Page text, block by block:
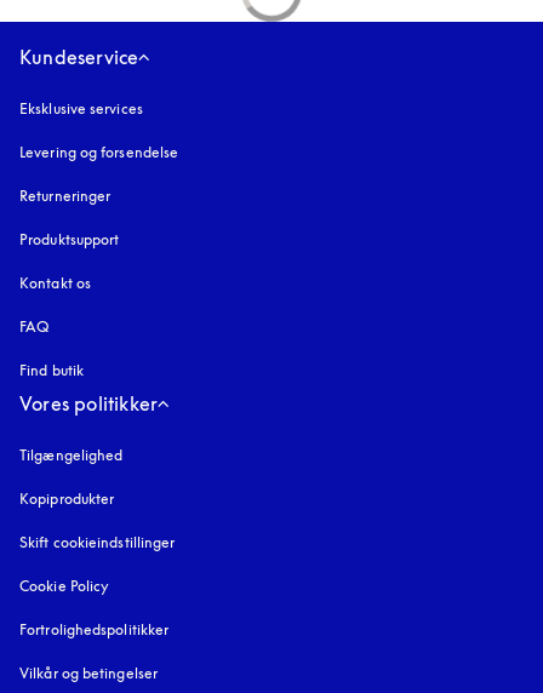
Kundeservice
Eksklusive services
Levering og forsendelse
Returneringer
Produktsupport
Kontakt os
FAQ
Find butik
Vores politikker
Tilgængelighed
Kopiprodukter
Skift cookieindstillinger
Cookie Policy
Fortrolighedspolitikker
Vilkår og betingelser